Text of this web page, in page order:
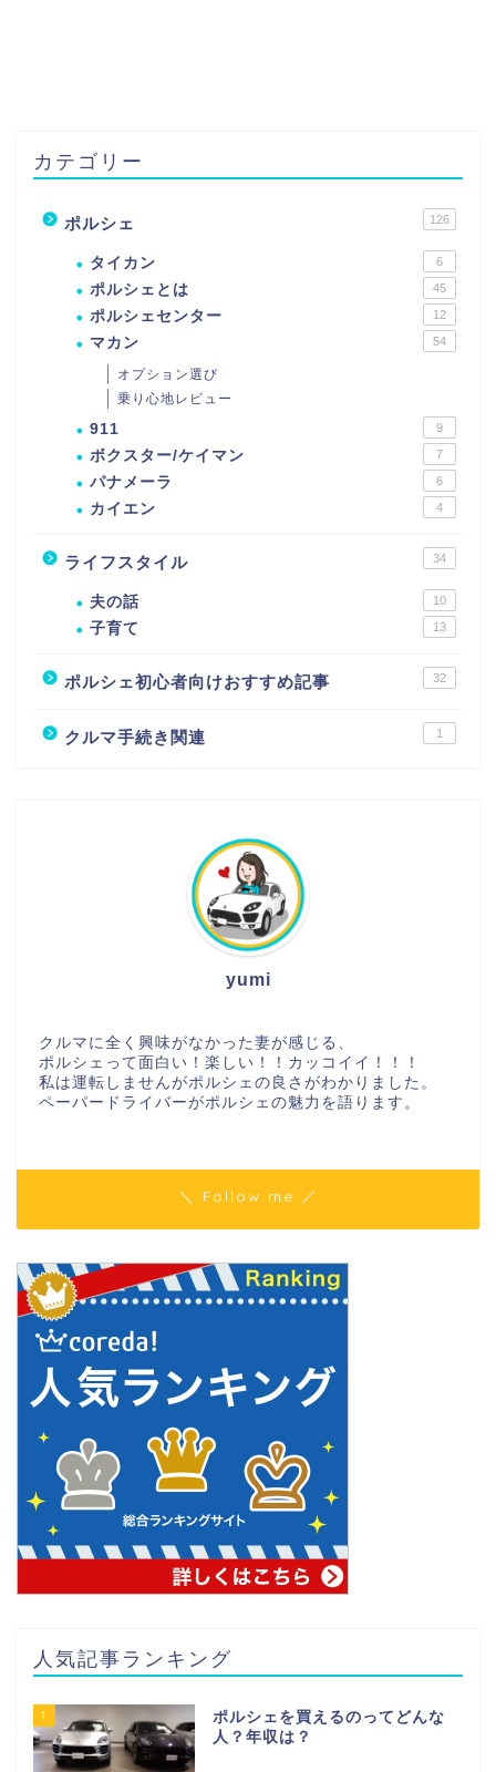
カテゴリー
ポルシェ 126
タイカン 6
ポルシェとは 45
ポルシェセンター 12
マカン 54
オプション選び
乗り心地レビュー
911 9
ボクスター/ケイマン 7
パナメーラ 6
カイエン 4
ライフスタイル 34
夫の話 10
子育て 13
ポルシェ初心者向けおすすめ記事 32
クルマ手続き関連 1
yumi
クルマに全く興味がなかった妻が感じる、
ポルシェって面白い！楽しい！！カッコイイ！！！
私は運転しませんがポルシェの良さがわかりました。
ペーパードライバーがポルシェの魅力を語ります。
＼ Follow me ／
人気記事ランキング
1
ポルシェを買えるのってどんな
人？年収は？